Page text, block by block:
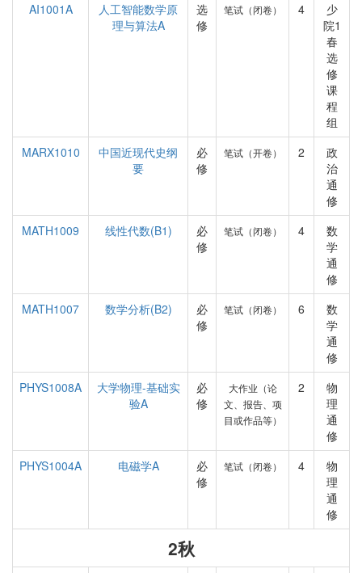
AI1001A
人工智能数学原
理与算法A
选
修
笔试（闭卷） 4
少
院1
春
选
修
课
程
组
MARX1010
中国近现代史纲
要
必
修
笔试（开卷） 2
政
治
通
修
MATH1009
线性代数(B1)
必
修
笔试（闭卷） 4
数
学
通
修
MATH1007
数学分析(B2)
必
修
笔试（闭卷） 6
数
学
通
修
PHYS1008A
大学物理-基础实
验A
必
修
大作业（论
文、报告、项
目或作品等）
2
物
理
通
修
PHYS1004A
电磁学A
必
修
笔试（闭卷） 4
物
理
通
修
2秋